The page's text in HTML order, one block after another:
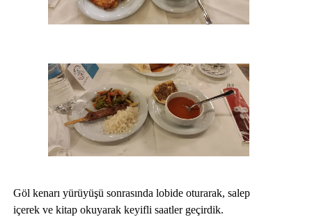
Göl kenarı yürüyüşü sonrasında lobide oturarak, salep
içerek ve kitap okuyarak keyifli saatler geçirdik.